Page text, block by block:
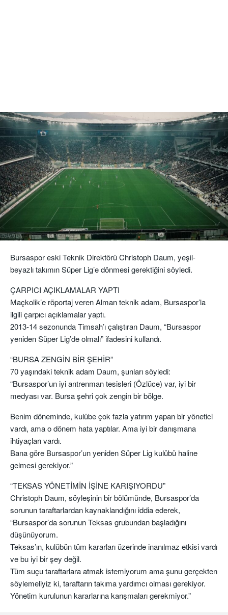
Bursaspor eski Teknik Direktörü Christoph Daum, yeşil-
beyazlı takımın Süper Lig’e dönmesi gerektiğini söyledi.
ÇARPICI AÇIKLAMALAR YAPTI
Maçkolik’e röportaj veren Alman teknik adam, Bursaspor’la
ilgili çarpıcı açıklamalar yaptı.
2013-14 sezonunda Timsah’ı çalıştıran Daum, “Bursaspor
yeniden Süper Lig’de olmalı” ifadesini kullandı.
“BURSA ZENGİN BİR ŞEHİR”
70 yaşındaki teknik adam Daum, şunları söyledi:
“Bursaspor’un iyi antrenman tesisleri (Özlüce) var, iyi bir
medyası var. Bursa şehri çok zengin bir bölge.
Benim döneminde, kulübe çok fazla yatırım yapan bir yönetici
vardı, ama o dönem hata yaptılar. Ama iyi bir danışmana
ihtiyaçları vardı.
Bana göre Bursaspor’un yeniden Süper Lig kulübü haline
gelmesi gerekiyor.”
“TEKSAS YÖNETİMİN İŞİNE KARIŞIYORDU”
Christoph Daum, söyleşinin bir bölümünde, Bursaspor’da
sorunun taraftarlardan kaynaklandığını iddia ederek,
“Bursaspor’da sorunun Teksas grubundan başladığını
düşünüyorum.
Teksas’ın, kulübün tüm kararları üzerinde inanılmaz etkisi vardı
ve bu iyi bir şey değil.
Tüm suçu taraftarlara atmak istemiyorum ama şunu gerçekten
söylemeliyiz ki, taraftarın takıma yardımcı olması gerekiyor.
Yönetim kurulunun kararlarına karışmaları gerekmiyor.”